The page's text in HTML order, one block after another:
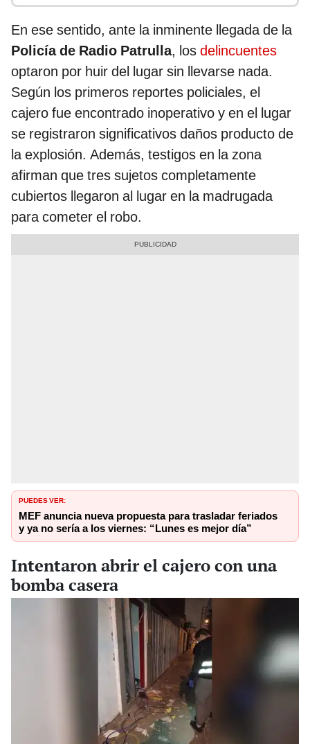
En ese sentido, ante la inminente llegada de la
Policía de Radio Patrulla, los delincuentes
optaron por huir del lugar sin llevarse nada.
Según los primeros reportes policiales, el
cajero fue encontrado inoperativo y en el lugar
se registraron significativos daños producto de
la explosión. Además, testigos en la zona
afirman que tres sujetos completamente
cubiertos llegaron al lugar en la madrugada
para cometer el robo.
PUEDES VER:
MEF anuncia nueva propuesta para trasladar feriados
y ya no sería a los viernes: “Lunes es mejor día”
Intentaron abrir el cajero con una
bomba casera